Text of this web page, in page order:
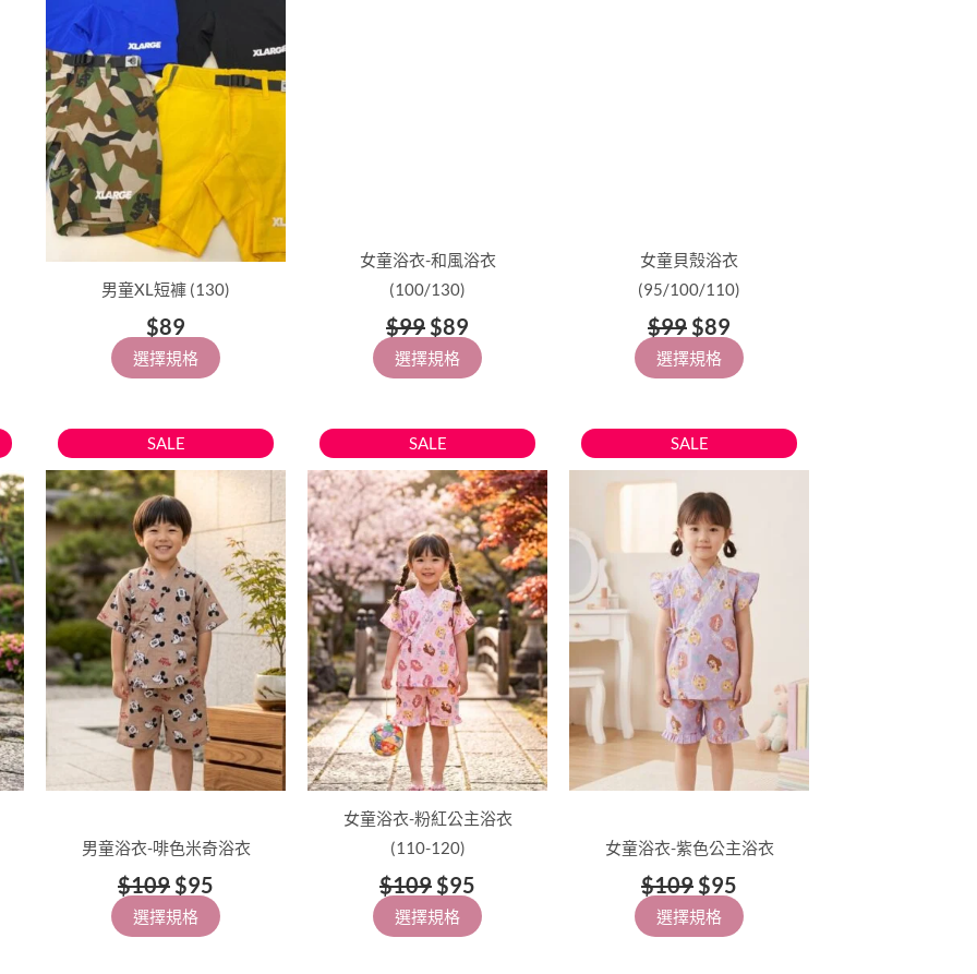
男童XL短褲 (130)
$89
選擇規格
面
選
擇
女童浴衣-和風浴衣
(100/130)
$99$89
選擇規格
女童貝殼浴衣
(95/100/110)
$99$89
選擇規格
SALE
男童浴衣-啡色米奇浴衣
$109
原
始
格：
$109。
$95
目
前
$95。
選擇規格
此
產
品
有
多
種
款
式。
可
在
產
品
頁
選
選
項
SALE
女童浴衣-粉紅公主浴衣
(110-120)
$109
原
始
價
格：
$109。
$95
目
前
價
格：
$95。
選擇規格
此
產
品
有
多
種
款
式。
可
在
產
品
頁
面
選
選
項
SALE
女童浴衣-紫色公主浴衣
$109
原
始
價
格：
$109。
$95
目
前
$95。
選擇規格
此
產
品
有
多
種
款
式。
可
在
產
品
頁
選
選
項